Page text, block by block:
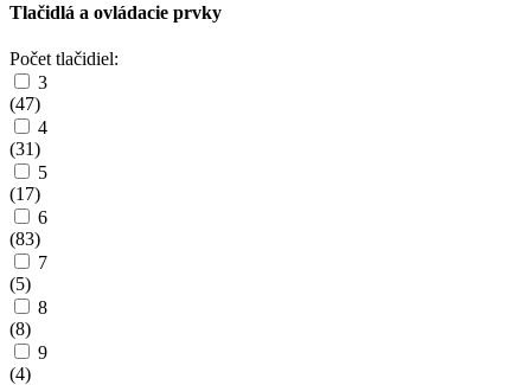
Tlačidlá a ovládacie prvky
Počet tlačidiel:
3
(47)
4
(31)
5
(17)
6
(83)
7
(5)
8
(8)
9
(4)